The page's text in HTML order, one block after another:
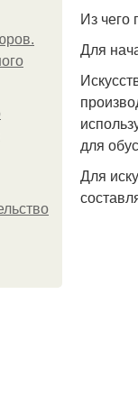
Из чего
Для
для
Для